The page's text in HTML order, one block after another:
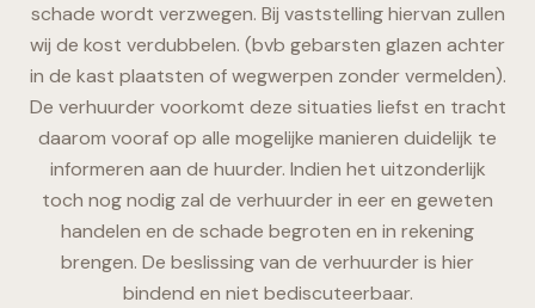
schade wordt verzwegen. Bij vaststelling hiervan zullen
wij de kost verdubbelen. (bvb gebarsten glazen achter
in de kast plaatsten of wegwerpen zonder vermelden).
De verhuurder voorkomt deze situaties liefst en tracht
daarom vooraf op alle mogelijke manieren duidelijk te
informeren aan de huurder. Indien het uitzonderlijk
toch nog nodig zal de verhuurder in eer en geweten
handelen en de schade begroten en in rekening
brengen. De beslissing van de verhuurder is hier
bindend en niet bediscuteerbaar.